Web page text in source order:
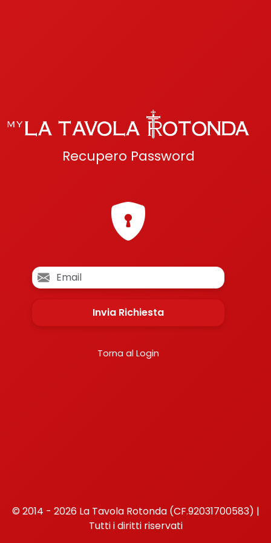
Recupero Password
Invia Richiesta
Torna al Login
© 2014 - 2026 La Tavola Rotonda (CF.92031700583) |
Tutti i diritti riservati